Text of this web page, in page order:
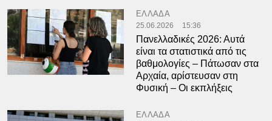
ΕΛΛΑΔΑ
25.06.2026 15:36
Πανελλαδικές 2026: Αυτά
είναι τα στατιστικά από τις
βαθμολογίες – Πάτωσαν στα
Αρχαία, αρίστευσαν στη
Φυσική – Οι εκπλήξεις
ΕΛΛΑΔΑ